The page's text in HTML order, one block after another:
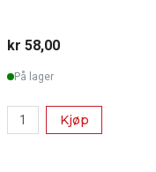
kr 58,00
På lager
Kjøp